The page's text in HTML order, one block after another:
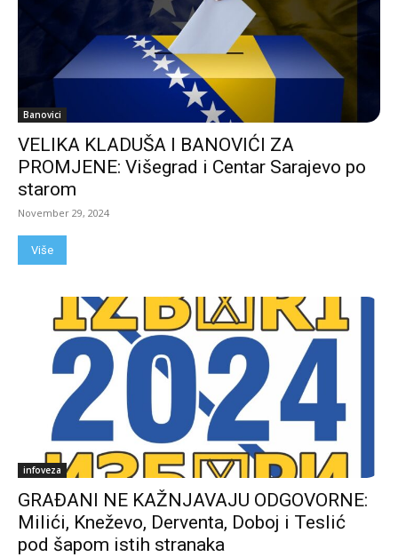
Banovici
VELIKA KLADUŠA I BANOVIĆI ZA
PROMJENE: Višegrad i Centar Sarajevo po
starom
November 29, 2024
Više
infoveza
GRAĐANI NE KAŽNJAVAJU ODGOVORNE:
Milići, Kneževo, Derventa, Doboj i Teslić
pod šapom istih stranaka